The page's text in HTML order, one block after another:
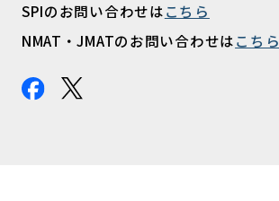
SPIのお問い合わせはこちら
NMAT・JMATのお問い合わせはこちら